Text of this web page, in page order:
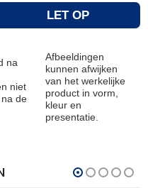
LET OP
na
niet
de
Afbeeldingen
kunnen afwijken
van het werkelijke
product in vorm,
kleur en
presentatie.